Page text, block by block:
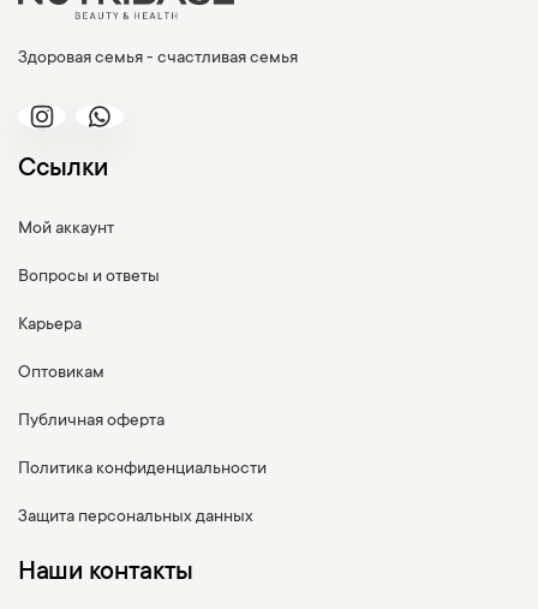
Здоровая семья - счастливая семья
Ссылки
Мой аккаунт
Вопросы и ответы
Карьера
Оптовикам
Публичная оферта
Политика конфиденциальности
Защита персональных данных
Наши контакты